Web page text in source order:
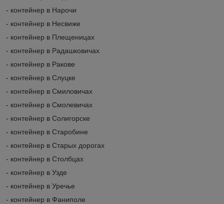
- контейнер в Нарочи
- контейнер в Несвиже
- контейнер в Плещеницах
- контейнер в Радашковичах
- контейнер в Ракове
- контейнер в Слуцке
- контейнер в Смиловичах
- контейнер в Смолевичах
- контейнер в Солигорске
- контейнер в Старобине
- контейнер в Старых дорогах
- контейнер в Столбцах
- контейнер в Узде
- контейнер в Уречье
- контейнер в Фаниполе